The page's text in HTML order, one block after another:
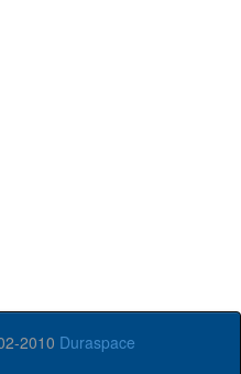
2010 Duraspace